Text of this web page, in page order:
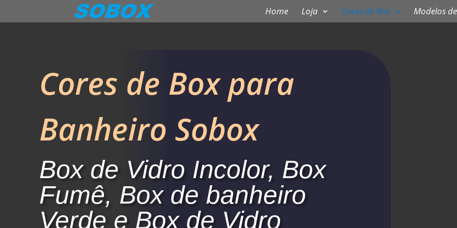
Home Loja Cores de Box Modelos
Cores de Box para
Banheiro Sobox
Box de Vidro Incolor, Box
Fumê, Box de banheiro
Verde e Box de Vidro